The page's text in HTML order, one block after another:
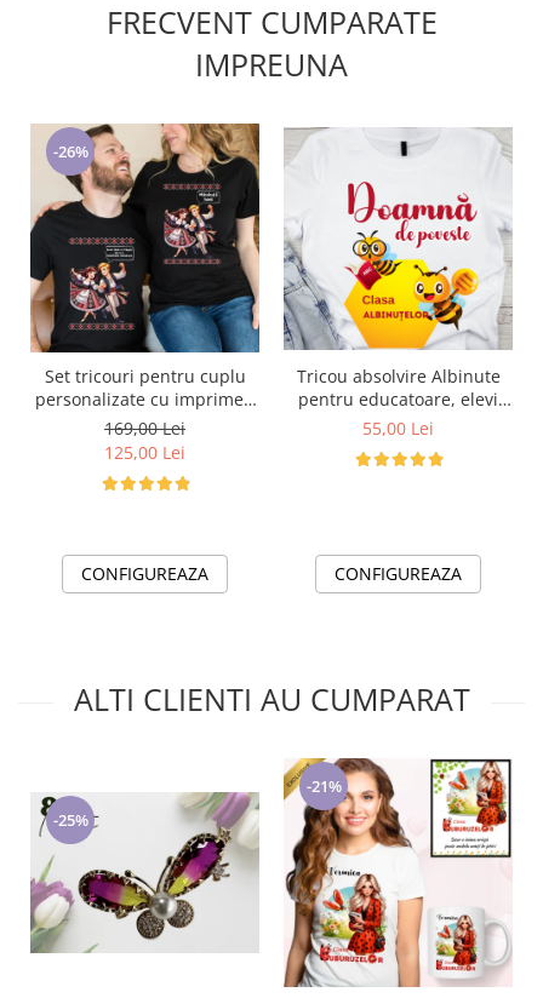
FRECVENT CUMPARATE
IMPREUNA
-26%
Set tricouri pentru cuplu
personalizate cu imprimeu
traditional Mandruta faina
VD24453
169,00 Lei
125,00 Lei
CONFIGUREAZA
Tricou absolvire Albinute
pentru educatoare, elevi
clasa 4 sau gradinita
poveste
55,00 Lei
CONFIGUREAZA
ALTI CLIENTI AU CUMPARAT
-25%
-21%